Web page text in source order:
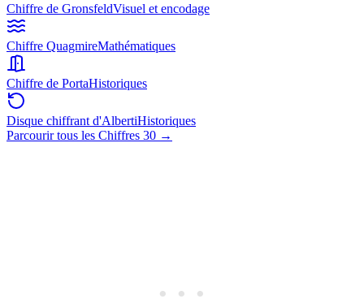
Chiffre de GronsfeldVisuel et encodage
Chiffre QuagmireMathématiques
Chiffre de PortaHistoriques
Disque chiffrant d'AlbertiHistoriques
Parcourir tous les Chiffres 30 →